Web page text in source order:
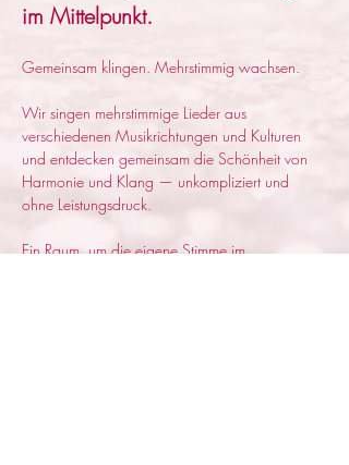
im Mittelpunkt.
Gemeinsam klingen. Mehrstimmig wachsen.
Wir singen mehrstimmige Lieder aus
verschiedenen Musikrichtungen und Kulturen
und entdecken gemeinsam die Schönheit von
Harmonie und Klang — unkompliziert und
ohne Leistungsdruck.
Ein Raum, um die eigene Stimme im